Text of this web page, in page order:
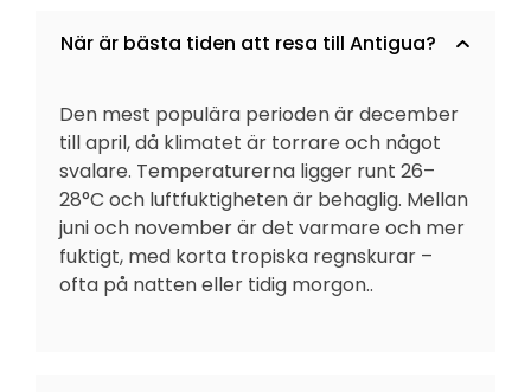
När är bästa tiden att resa till Antigua?
Den mest populära perioden är december
till april, då klimatet är torrare och något
svalare. Temperaturerna ligger runt 26–
28°C och luftfuktigheten är behaglig. Mellan
juni och november är det varmare och mer
fuktigt, med korta tropiska regnskurar –
ofta på natten eller tidig morgon..